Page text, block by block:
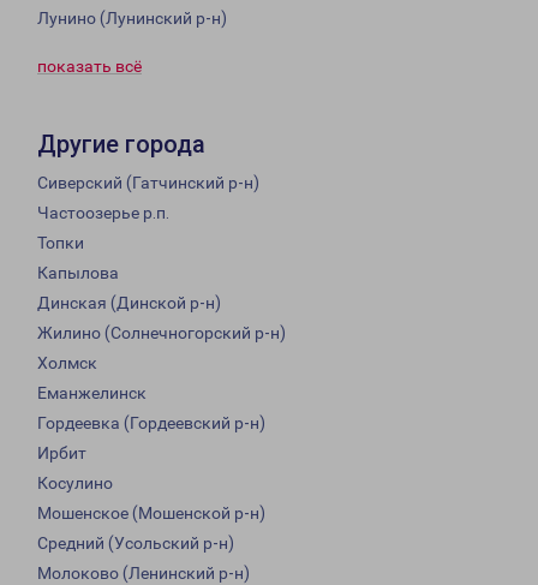
Лунино (Лунинский р-н)
показать всё
Другие города
Сиверский (Гатчинский р-н)
Частоозерье р.п.
Топки
Капылова
Динская (Динской р-н)
Жилино (Солнечногорский р-н)
Холмск
Еманжелинск
Гордеевка (Гордеевский р-н)
Ирбит
Косулино
Мошенское (Мошенской р-н)
Средний (Усольский р-н)
Молоково (Ленинский р-н)